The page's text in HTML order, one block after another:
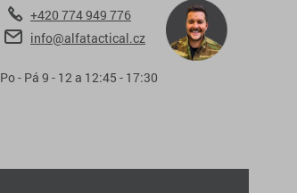
+420 774 949 776
info@alfatactical.cz
Po - Pá 9 - 12 a 12:45 - 17:30